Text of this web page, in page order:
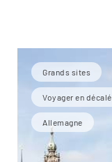
Grands sites
Voyager en décalé
Allemagne